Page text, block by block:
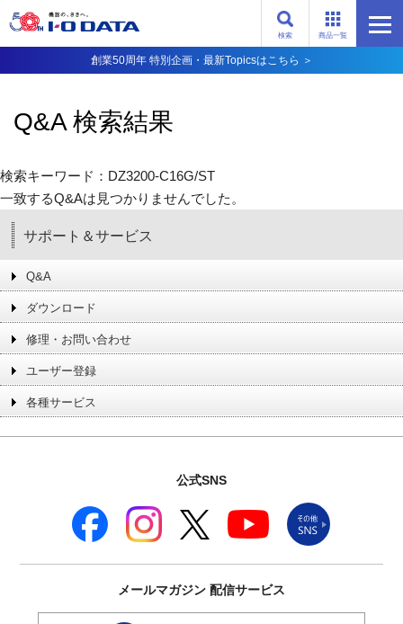
商品一覧
検索
創業50周年 特別企画・最新Topicsはこちら ＞
Q&A 検索結果
検索キーワード：DZ3200-C16G/ST
一致するQ&Aは見つかりませんでした。
サポート＆サービス
Q&A
ダウンロード
修理・お問い合わせ
ユーザー登録
各種サービス
公式SNS
メールマガジン 配信サービス